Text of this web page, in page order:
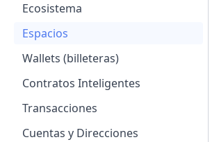
Ecosistema
Espacios
Wallets (billeteras)
Contratos Inteligentes
Transacciones
Cuentas y Direcciones